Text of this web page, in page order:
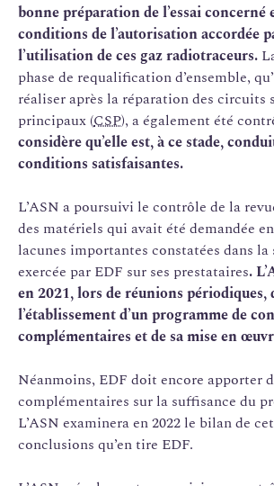
bonne préparation de l’essai concerné
conditions de l’autorisation accordée
l’utilisation de ces gaz radiotraceurs.
phase de requalification d’ensemble,
réaliser après la réparation des circuits
principaux (CSP), a également été
considère qu’elle est, à ce stade,
conditions satisfaisantes.
L’ASN a poursuivi le contrôle de la
des matériels qui avait été demandée
lacunes importantes constatées dans
exercée par EDF sur ses prestataires.
en 2021, lors de réunions périodiques,
l’établissement d’un programme de
complémentaires et de sa mise en
Néanmoins, EDF doit encore apporter
complémentaires sur la suffisance du
L’ASN examinera en 2022 le bilan de
conclusions qu’en tire EDF.